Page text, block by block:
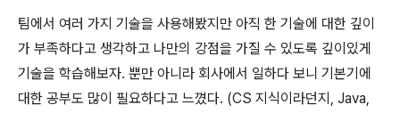
팀에서 여러 가지 기술을 사용해봤지만 아직 한 기술에 대한 깊이
가 부족하다고 생각하고 나만의 강점을 가질 수 있도록 깊이있게
기술을 학습해보자. 뿐만 아니라 회사에서 일하다 보니 기본기에
대한 공부도 많이 필요하다고 느꼈다. (CS 지식이라던지, Java,